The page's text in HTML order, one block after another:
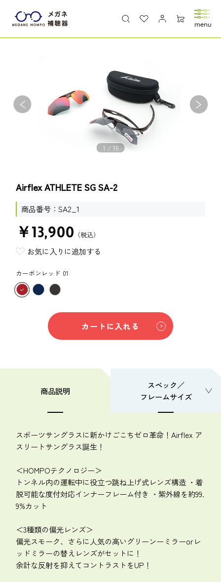
1 / 15
Airflex ATHLETE SG SA-2
商品番号 SA2_1
￥13,900 （税込）
お気に入りに追加する
カーボンレッド 01
カートに入れる
商品説明
スペック／
フレームサイズ
スポーツサングラスに新かけごこちゼロ革命！Airflex ア
スリートサングラス誕生！
＜HOMPOテクノロジー＞
トンネル内の運転中に役立つ跳ね上げ式レンズ構造 ・着
脱可能な度付対応インナーフレーム付き ・紫外線を約99.
9%カット
＜3種類の偏光レンズ＞
偏光スモーク、さらに人気の高いグリーンーミラーorレ
ッドミラーの替えレンズがセットに！
余計な反射を抑えてコントラストをUP！